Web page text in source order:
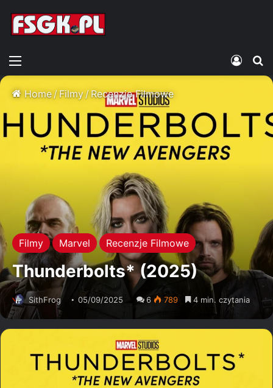
Home/Filmy/Recenzje Filmowe
Filmy Marvel Recenzje Filmowe
Thunderbolts* (2025)
SithFrog 05/09/2025 6 789 4 min. czytania